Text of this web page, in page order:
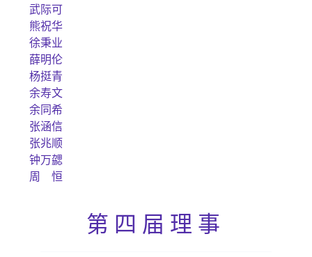
武际可
熊祝华
徐秉业
薛明伦
杨挺青
余寿文
余同希
张涵信
张兆顺
钟万勰
周 恒
第四届理事